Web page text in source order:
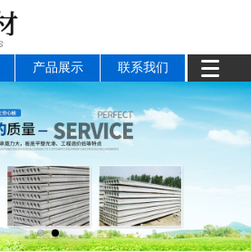
产品展示 联系我们